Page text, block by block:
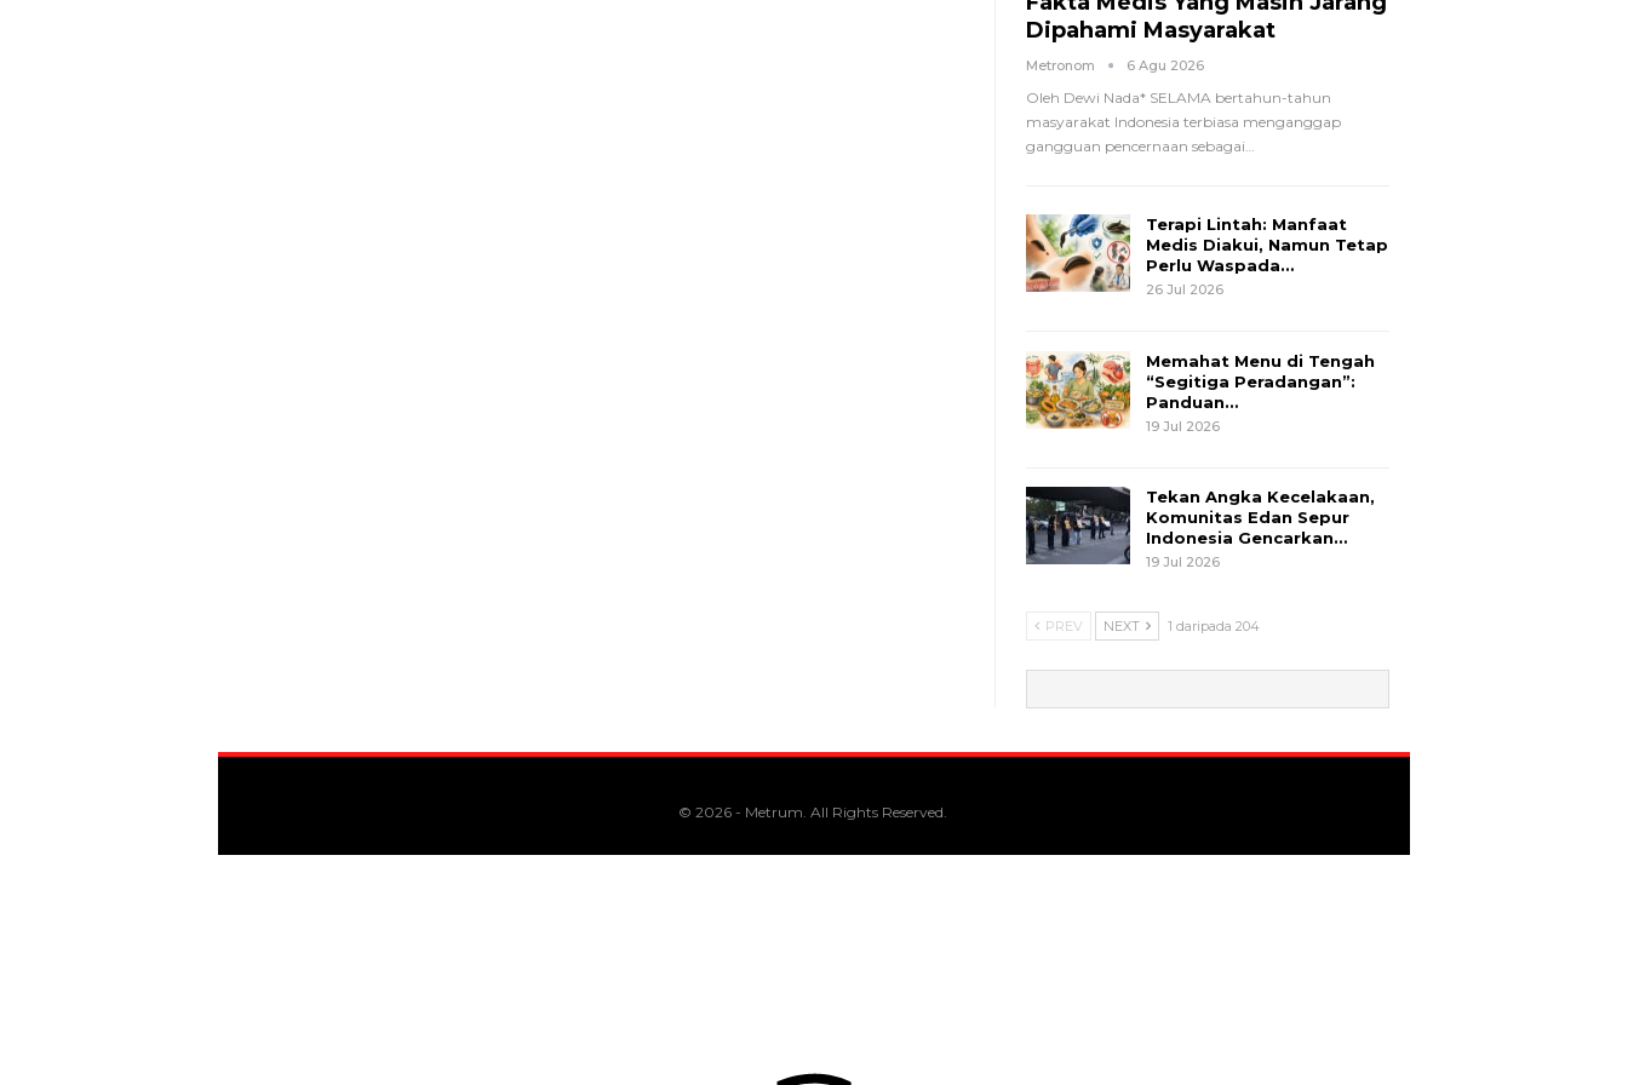
Dipahami Masyarakat
Metronom 6 Agu 2026
Oleh Dewi Nada* SELAMA bertahun-tahun
masyarakat Indonesia terbiasa menganggap
gangguan pencernaan sebagai…
Terapi Lintah: Manfaat
Medis Diakui, Namun Tetap
Perlu Waspada…
26 Jul 2026
Memahat Menu di Tengah
“Segitiga Peradangan”:
Panduan…
19 Jul 2026
Tekan Angka Kecelakaan,
Komunitas Edan Sepur
Indonesia Gencarkan…
19 Jul 2026
PREV NEXT 1 daripada 204
© 2026 - Metrum. All Rights Reserved.